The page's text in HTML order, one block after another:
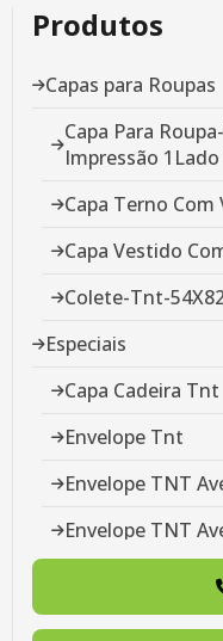
Produtos
Capas para Roupas
Capa Para
Impressão
Capa Terno
Capa Vestido
Colete-Tnt-
Especiais
Capa Cadeira Tnt
Envelope Tnt
Envelope TNT
Envelope TNT
Envelope-Tnt
Envelope-